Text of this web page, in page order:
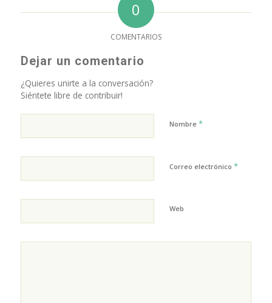
0
COMENTARIOS
Dejar un comentario
¿Quieres unirte a la conversación?
Siéntete libre de contribuir!
Nombre *
Correo electrónico *
Web